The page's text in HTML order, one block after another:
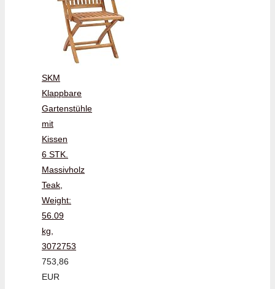
SKM
Klappbare
Gartenstühle
mit
Kissen
6 STK.
Massivholz
Teak,
Weight:
56.09
kg,
3072753
753,86
EUR